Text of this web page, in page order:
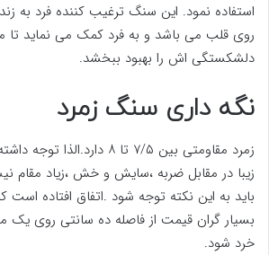
استفاده نمود. این سنگ ترغیب کننده فرد به
روی قلب می باشد و به فرد کمک می نماید تا
دلشکستگی اش را بهبود ببخشد.
نگه داری سنگ زمرد
زمرد مقاومتی بین ۷/۵ تا ۸
زیبا در مقابل ضربه ،سایش و خش ،زیاد مقام
باید به این نکته توجه شود .اتفاق افتاده
بسیار گران قیمت از فاصله ده سانتی روی یک
خرد شود.